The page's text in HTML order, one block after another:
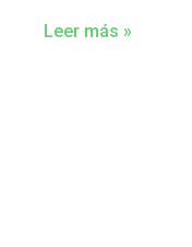
Leer más »